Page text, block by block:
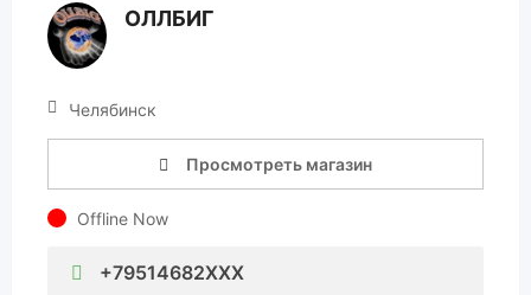
ОЛЛБИГ
Челябинск
Просмотреть магазин
Offline Now
+79514682XXX